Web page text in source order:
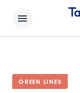
GREEN LINES